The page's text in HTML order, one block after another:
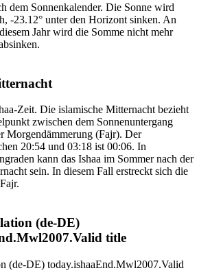
dem Sonnenkalender. Die Sonne wird
-23.12° unter den Horizont sinken. An
Jahr wird die Somme nicht mehr
Zeit. Die islamische Mitternacht bezieht
zwischen dem Sonnenuntergang
Morgendämmerung (Fajr). Der
20:54 und 03:18 ist 00:06. In
kann das Ishaa im Sommer nach der
sein. In diesem Fall erstreckt sich die
(de-DE)
title
(de-DE) today.ishaaEnd.Mwl2007.Valid